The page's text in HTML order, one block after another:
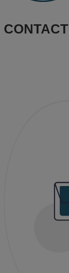
CONTACT